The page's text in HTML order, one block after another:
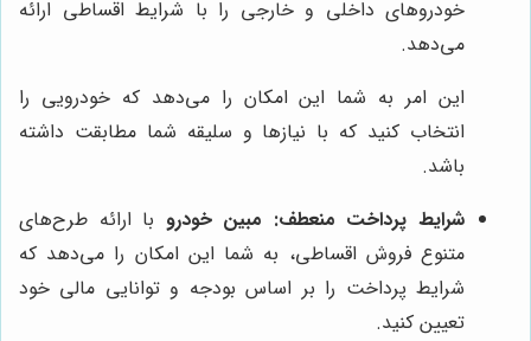
خودروهای داخلی و خارجی را با شرایط اقساطی ارائه
می‌دهد.
این امر به شما این امکان را می‌دهد که خودرویی را
انتخاب کنید که با نیازها و سلیقه شما مطابقت داشته
باشد.
شرایط پرداخت منعطف: مبین خودرو با ارائه طرح‌های
متنوع فروش اقساطی، به شما این امکان را می‌دهد که
شرایط پرداخت را بر اساس بودجه و توانایی مالی خود
تعیین کنید.